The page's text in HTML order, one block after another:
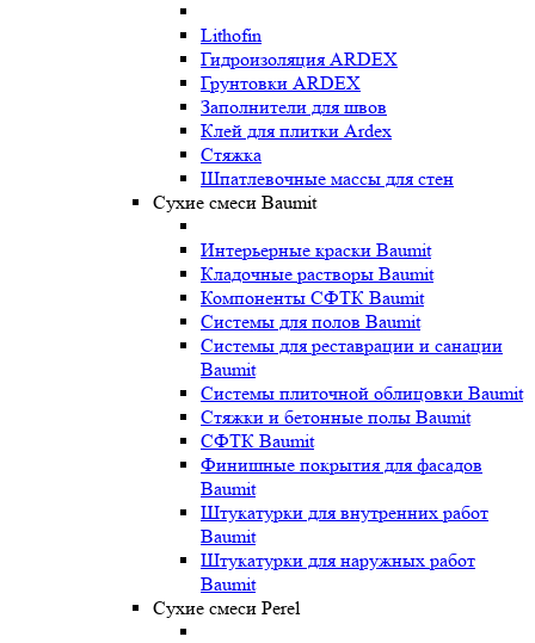
Lithofin
Гидроизоляция ARDEX
Грунтовки ARDEX
Заполнители для швов
Клей для плитки Ardex
Стяжка
Шпатлевочные массы для стен
Сухие смеси Baumit
Интерьерные краски Baumit
Кладочные растворы Baumit
Компоненты СФТК Baumit
Системы для полов Baumit
Системы для реставрации и санации
Baumit
Системы плиточной облицовки Baumit
Стяжки и бетонные полы Baumit
СФТК Baumit
Финишные покрытия для фасадов
Baumit
Штукатурки для внутренних работ
Baumit
Штукатурки для наружных работ
Baumit
Сухие смеси Perel